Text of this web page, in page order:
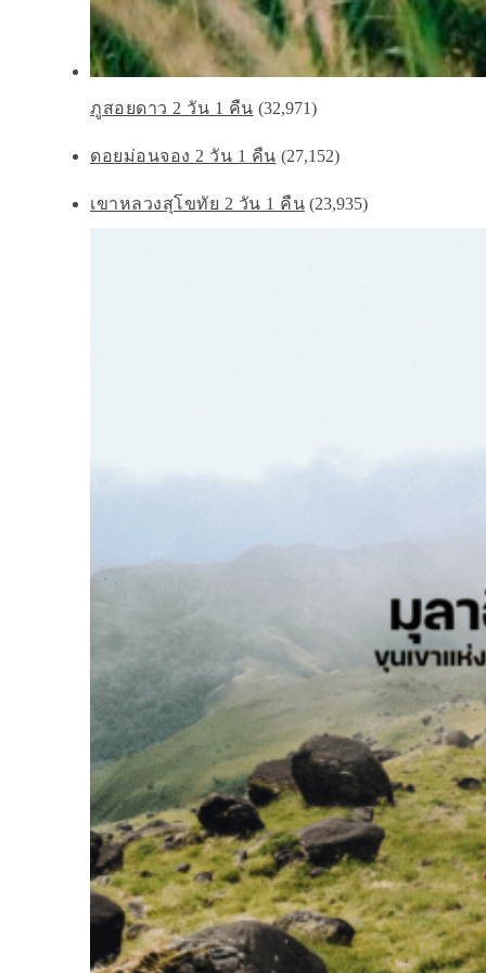
ภูสอยดาว 2 วัน 1 คืน (32,971)
ดอยม่อนจอง 2 วัน 1 คืน (27,152)
เขาหลวงสุโขทัย 2 วัน 1 คืน (23,935)